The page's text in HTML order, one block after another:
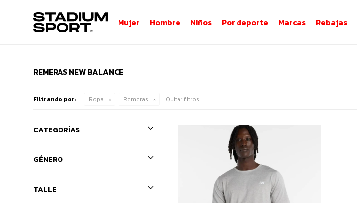
Mujer Hombre Niños Por deporte Marcas Rebajas
REMERAS NEW BALANCE
Filtrando por: Ropa Remeras Quitar filtros
CATEGORÍAS
GÉNERO
TALLE